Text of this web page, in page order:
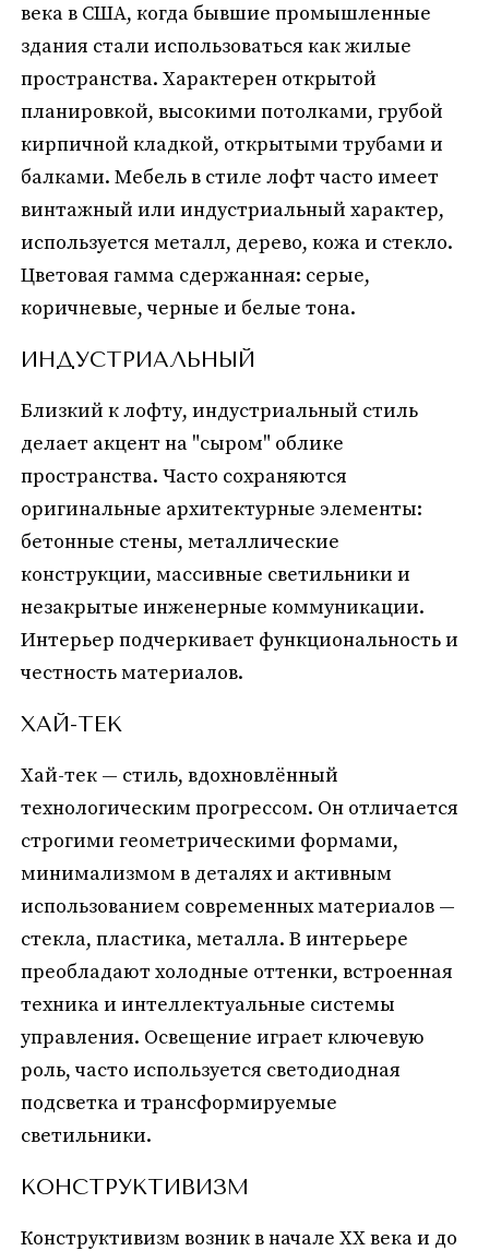
века в США, когда бывшие промышленные
здания стали использоваться как жилые
пространства. Характерен открытой
планировкой, высокими потолками, грубой
кирпичной кладкой, открытыми трубами и
балками. Мебель в стиле лофт часто имеет
винтажный или индустриальный характер,
используется металл, дерево, кожа и стекло.
Цветовая гамма сдержанная: серые,
коричневые, черные и белые тона.
ИНДУСТРИАЛЬНЫЙ
Близкий к лофту, индустриальный стиль
делает акцент на "сыром" облике
пространства. Часто сохраняются
оригинальные архитектурные элементы:
бетонные стены, металлические
конструкции, массивные светильники и
незакрытые инженерные коммуникации.
Интерьер подчеркивает функциональность и
честность материалов.
ХАЙ-ТЕК
Хай-тек — стиль, вдохновлённый
технологическим прогрессом. Он отличается
строгими геометрическими формами,
минимализмом в деталях и активным
использованием современных материалов —
стекла, пластика, металла. В интерьере
преобладают холодные оттенки, встроенная
техника и интеллектуальные системы
управления. Освещение играет ключевую
роль, часто используется светодиодная
подсветка и трансформируемые
светильники.
КОНСТРУКТИВИЗМ
Конструктивизм возник в начале XX века и до